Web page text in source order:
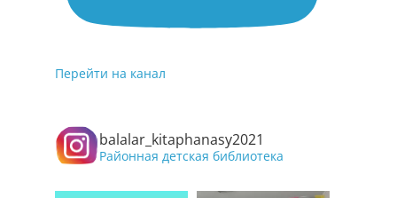
Перейти на канал
balalar_kitaphanasy2021
Районная детская библиотека